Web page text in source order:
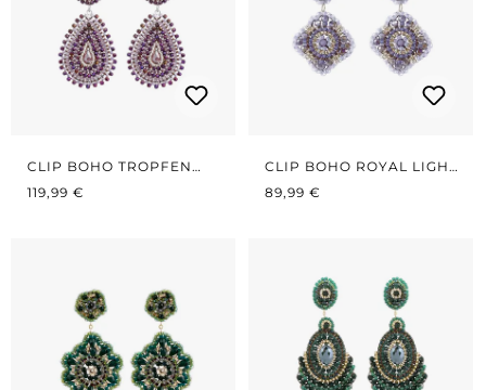
CLIP BOHO TROPFEN
PURPLE
REGULÄRER PREIS:
119,99 €
CLIP BOHO ROYAL LIGHT
PURPLE
REGULÄRER PREIS:
89,99 €